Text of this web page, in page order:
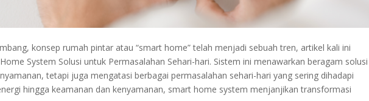
konsep rumah pintar atau “smart home” telah menjadi sebuah tren, artikel kali ini
System Solusi untuk Permasalahan Sehari-hari. Sistem ini menawarkan beragam solusi
tetapi juga mengatasi berbagai permasalahan sehari-hari yang sering dihadapi
hingga keamanan dan kenyamanan, smart home system menjanjikan transformasi